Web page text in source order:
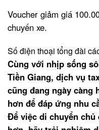
Voucher giảm giá
chuyến xe.
Số điện thoại tổng đài
Cùng với nhịp sống
Tiền Giang, dịch vụ
cũng đang ngày càng
hơn để đáp ứng nhu
Để việc di chuyển chủ